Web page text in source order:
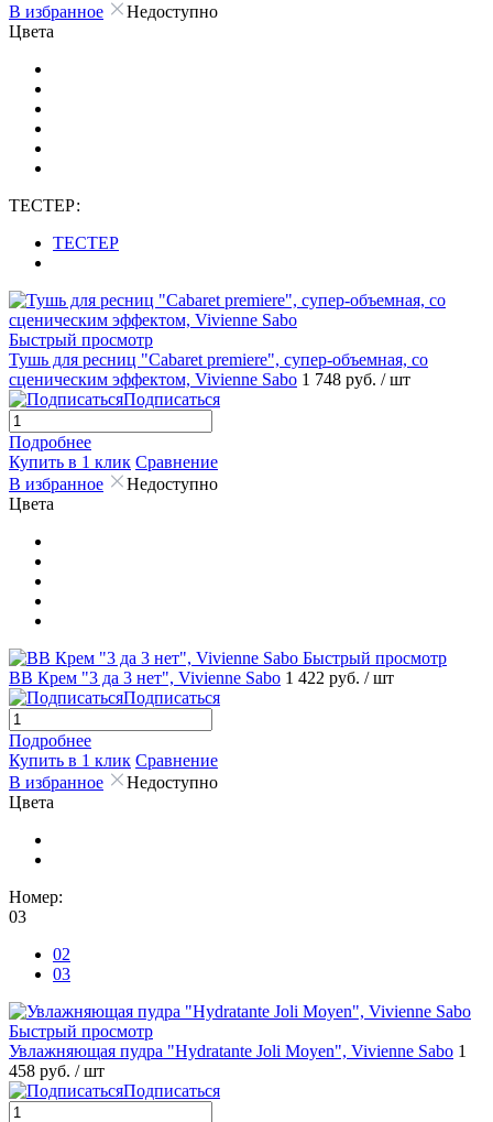
В избранное
Недоступно
Цвета
ТЕСТЕР:
ТЕСТЕР
Быстрый просмотр
Тушь для ресниц "Cabaret premiere", супер-объемная, со
сценическим эффектом, Vivienne Sabo 1 748 руб. / шт
Подписаться
Подробнее
Купить в 1 клик Сравнение
В избранное
Недоступно
Цвета
Быстрый просмотр
ВВ Крем "3 да 3 нет", Vivienne Sabo 1 422 руб. / шт
Подписаться
Подробнее
Купить в 1 клик Сравнение
В избранное
Недоступно
Цвета
Номер:
03
02
03
Быстрый просмотр
Увлажняющая пудра "Hydratante Joli Moyen", Vivienne Sabo 1
458 руб. / шт
Подписаться